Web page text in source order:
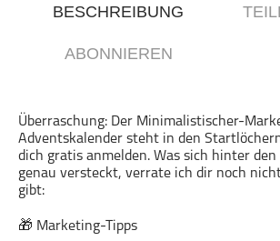
Gesellschaft
Gesundheit & Fitness
Heim & Garten
Hobbys & Interessen
Immobilien
Karriere
Kinder & Familie
BESCHREIBUNG
ABONNIEREN
Überraschung: Der Minimalistischer-
Adventskalender steht in den
dich gratis anmelden. Was sich hinter den
genau versteckt, verrate ich dir noch
gibt:
🎁 Marketing-Tipps